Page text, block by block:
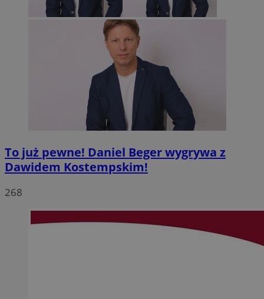
To już pewne! Daniel Beger wygrywa z
Dawidem Kostempskim!
268